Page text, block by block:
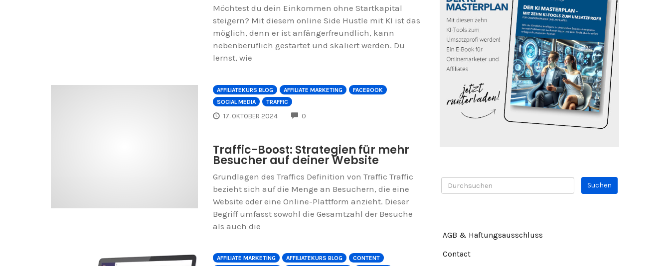
Möchtest du dein Einkommen ohne Startkapital
steigern? Mit diesem online Side Hustle mit KI ist das
möglich, denn er ist anfängerfreundlich, kann
nebenberuflich gestartet und skaliert werden. Du
lernst, wie
AFFILIATEKURS BLOG AFFILIATE MARKETING
FACEBOOK
SOCIAL MEDIA
TRAFFIC
17. OKTOBER 2024 0COMMENTS
Traffic-Boost: Strategien für mehr
Besucher auf deiner Website
Grundlagen des Traffics Definition von Traffic Traffic
bezieht sich auf die Menge an Besuchern, die eine
Website oder eine Online-Plattform anzieht. Dieser
Begriff umfasst sowohl die Gesamtzahl der Besuche
als auch die
AFFILIATE MARKETING AFFILIATEKURS BLOG
CONTENT
AGB & Haftungsausschluss
Contact